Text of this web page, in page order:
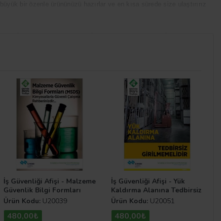
kaliteli iş güvenliği afişi çeşitlerini sunan firmamız bir Tarkan Reklam
Güvenlik İşaretleri Yönetmeliği’nin Eklerinde belirtilen standartlara ve
İş Güvenliği Afişi - Malzeme
Güvenlik Bilgi Formları
Ürün Kodu: U20039
480,00₺
İş Güvenliği Afişi - Yük
Kaldırma Alanına Tedbirsiz
Girilmemelidir
Ürün Kodu: U20051
480,00₺